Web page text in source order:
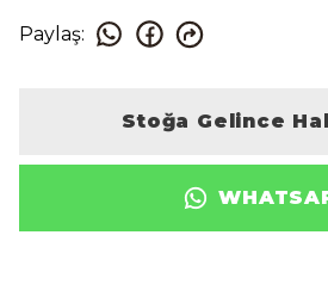
Paylaş:
Stoğa Gelince